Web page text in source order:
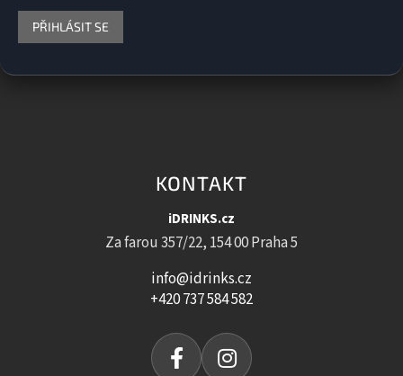
PŘIHLÁSIT SE
KONTAKT
iDRINKS.cz
Za farou 357/22, 154 00 Praha 5
info@idrinks.cz
+420 737 584 582